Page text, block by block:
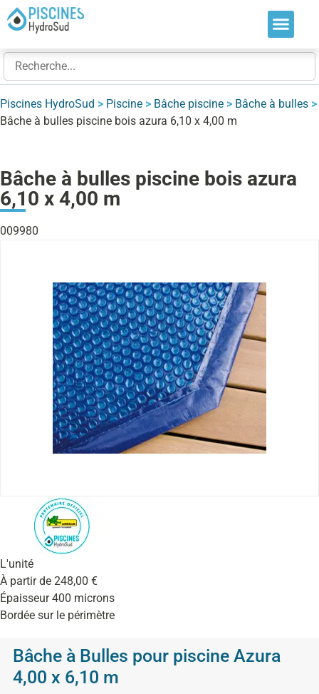
Piscines HydroSud > Piscine > Bâche piscine > Bâche à bulles >
Bâche à bulles piscine bois azura 6,10 x 4,00 m
Bâche à bulles piscine bois azura
6,10 x 4,00 m
009980
L'unité
À partir de 248,00 €
Épaisseur 400 microns
Bordée sur le périmètre
Bâche à Bulles pour piscine Azura
4,00 x 6,10 m